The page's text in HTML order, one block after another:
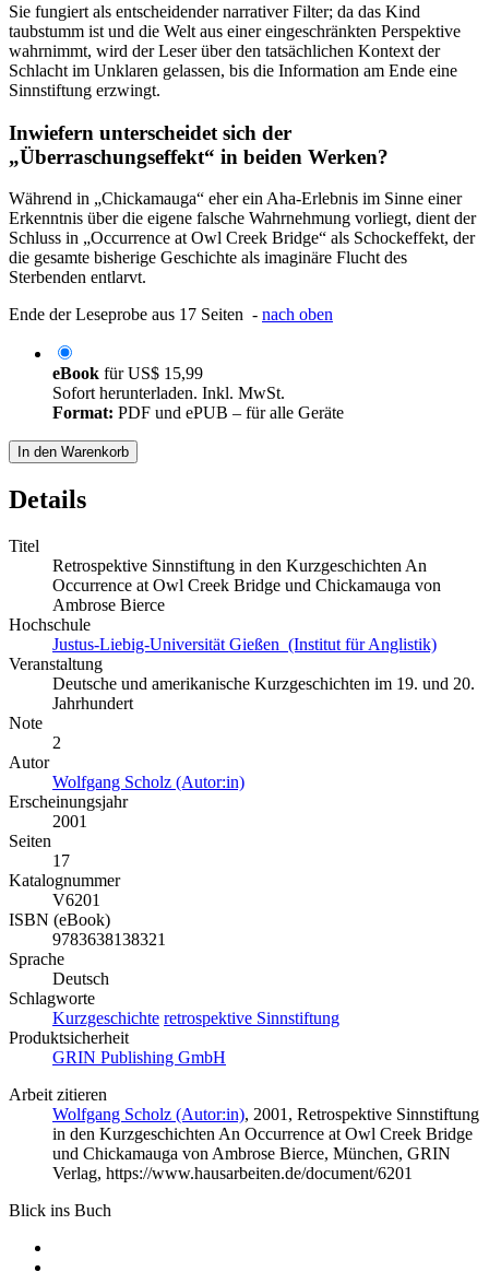
Sie fungiert als entscheidender narrativer Filter; da das Kind
taubstumm ist und die Welt aus einer eingeschränkten Perspektive
wahrnimmt, wird der Leser über den tatsächlichen Kontext der
Schlacht im Unklaren gelassen, bis die Information am Ende eine
Sinnstiftung erzwingt.
Inwiefern unterscheidet sich der
„Überraschungseffekt“ in beiden Werken?
Während in „Chickamauga“ eher ein Aha-Erlebnis im Sinne einer
Erkenntnis über die eigene falsche Wahrnehmung vorliegt, dient der
Schluss in „Occurrence at Owl Creek Bridge“ als Schockeffekt, der
die gesamte bisherige Geschichte als imaginäre Flucht des
Sterbenden entlarvt.
Ende der Leseprobe aus 17 Seiten - nach oben
eBook fürUS$ 15,99
Sofort herunterladen. Inkl. MwSt.
Format: PDF und ePUB – für alle Geräte
In den Warenkorb
Details
Titel
Retrospektive Sinnstiftung in den Kurzgeschichten An
Occurrence at Owl Creek Bridge und Chickamauga von
Ambrose Bierce
Hochschule
Justus-Liebig-Universität Gießen (Institut für Anglistik)
Veranstaltung
Deutsche und amerikanische Kurzgeschichten im 19. und 20.
Jahrhundert
Note
2
Autor
Wolfgang Scholz (Autor:in)
Erscheinungsjahr
2001
Seiten
17
Katalognummer
V6201
ISBN (eBook)
9783638138321
Sprache
Deutsch
Schlagworte
Kurzgeschichte retrospektive Sinnstiftung
Produktsicherheit
GRIN Publishing GmbH
Arbeit zitieren
Wolfgang Scholz (Autor:in), 2001, Retrospektive Sinnstiftung
in den Kurzgeschichten An Occurrence at Owl Creek Bridge
und Chickamauga von Ambrose Bierce, München, GRIN
Verlag, https://www.hausarbeiten.de/document/6201
Blick ins Buch